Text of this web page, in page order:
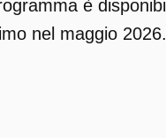
è
nel maggio 2026.